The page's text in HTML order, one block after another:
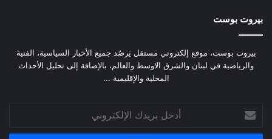
بيروت بوست
بيروت بوست، موقع إلكتروني مستقل يَرصُد جميع الأخبار السياسية، الفنية
والرياضية في لبنان والشرق الاوسط والعالم، بالإضافة إلى تحليل الأحداث
المحلية والإقليمية ...
بريدك
الإلكتروني